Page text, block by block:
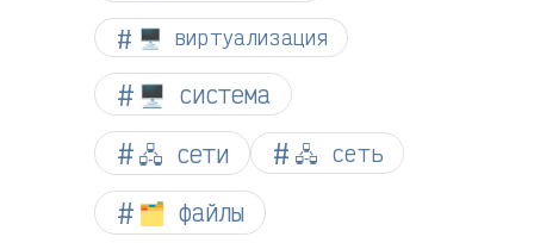
🖥️ виртуализация
🖥️ система
🖧 сети
🖧 сеть
🗂️ файлы